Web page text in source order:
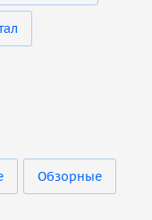
Обзорные